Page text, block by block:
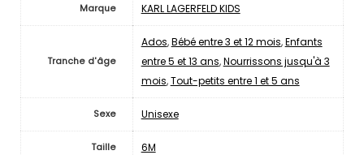
Marque KARL LAGERFELD KIDS
Tranche d'âge
Ados,Bébé entre 3 et 12 mois,Enfants
entre 5 et 13 ans,Nourrissons jusqu'à 3
mois,Tout-petits entre 1 et 5 ans
Sexe Unisexe
Taille 6M